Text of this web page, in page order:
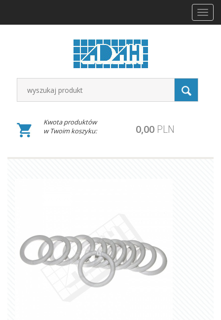
Kwota produktów
w Twoim koszyku:
0,00PLN